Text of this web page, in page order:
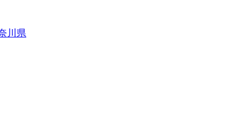
川県